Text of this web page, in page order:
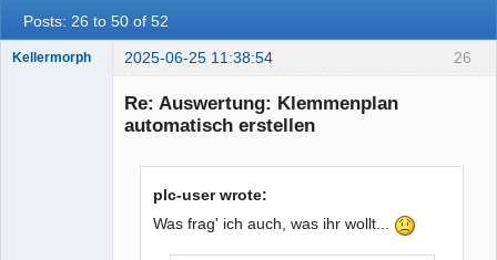
BugTracker
Videos
Manual 0.8_cs
Google_Search
Posts: 26 to 50 of 52
26
Kellermorph 2025-06-25 11:38:54
Re: Auswertung: Klemmenplan
automatisch erstellen
plc-user wrote:
Was frag' ich auch, was ihr wollt...